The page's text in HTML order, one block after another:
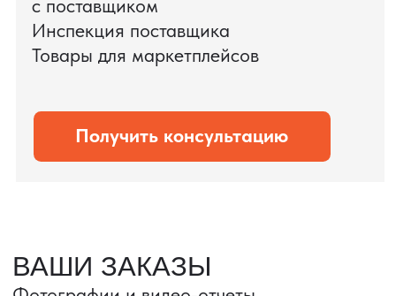
Оставить заявку
Портативные колонки
Условия: Тираж 3100 шт.